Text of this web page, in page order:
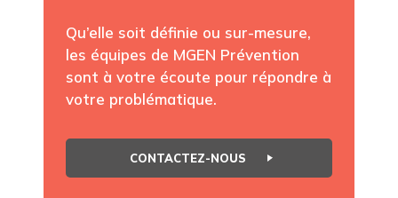
Qu’elle soit définie ou sur-mesure,
les équipes de MGEN Prévention
sont à votre écoute pour répondre à
votre problématique.
CONTACTEZ-NOUS